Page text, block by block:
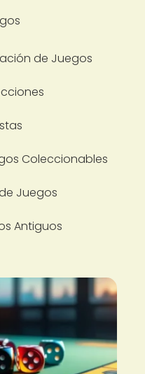
de Juegos
Coleccionables
Juegos
Antiguos